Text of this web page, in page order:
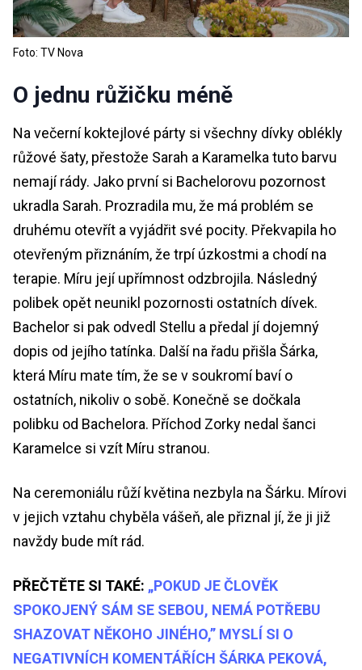
Foto: TV Nova
O jednu růžičku méně
Na večerní koktejlové párty si všechny dívky oblékly
růžové šaty, přestože Sarah a Karamelka tuto barvu
nemají rády. Jako první si Bachelorovu pozornost
ukradla Sarah. Prozradila mu, že má problém se
druhému otevřít a vyjádřit své pocity. Překvapila ho
otevřeným přiznáním, že trpí úzkostmi a chodí na
terapie. Míru její upřímnost odzbrojila. Následný
polibek opět neunikl pozornosti ostatních dívek.
Bachelor si pak odvedl Stellu a předal jí dojemný
dopis od jejího tatínka. Další na řadu přišla Šárka,
která Míru mate tím, že se v soukromí baví o
ostatních, nikoliv o sobě. Konečně se dočkala
polibku od Bachelora. Příchod Zorky nedal šanci
Karamelce si vzít Míru stranou.
Na ceremoniálu růží květina nezbyla na Šárku. Mírovi
v jejich vztahu chyběla vášeň, ale přiznal jí, že ji již
navždy bude mít rád.
PŘEČTĚTE SI TAKÉ: „POKUD JE ČLOVĚK
SPOKOJENÝ SÁM SE SEBOU, NEMÁ POTŘEBU
SHAZOVAT NĚKOHO JINÉHO,” MYSLÍ SI O
NEGATIVNÍCH KOMENTÁŘÍCH ŠÁRKA PEKOVÁ,